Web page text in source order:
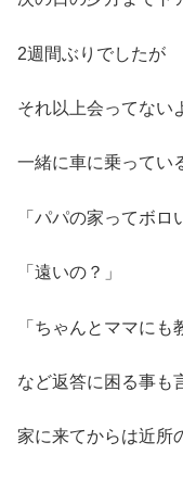
2週間ぶりでしたが
それ以上会ってない
一緒に車に乗ってい
「パパの家ってボロ
「遠いの？」
「ちゃんとママにも
など返答に困る事も
家に来てからは近所